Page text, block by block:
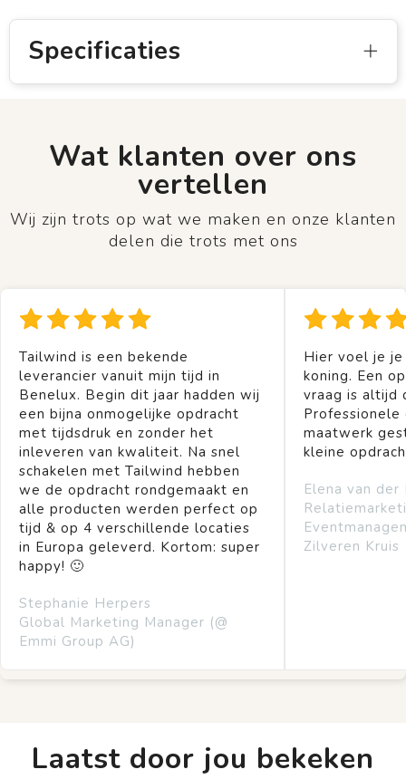
Specificaties
Wat klanten over ons
vertellen
Wij zijn trots op wat we maken en onze klanten
delen die trots met ons
Tailwind is een bekende
leverancier vanuit mijn tijd in
Benelux. Begin dit jaar hadden wij
een bijna onmogelijke opdracht
met tijdsdruk en zonder het
inleveren van kwaliteit. Na snel
schakelen met Tailwind hebben
we de opdracht rondgemaakt en
alle producten werden perfect op
tijd & op 4 verschillende locaties
in Europa geleverd. Kortom: super
happy! 🙂
Stephanie Herpers
Global Marketing Manager (@
Emmi Group AG)
Hier voel je
koning. Een
vraag is altijd
Professionele
maatwerk
kleine
Elena van der
Zilveren Kruis
Laatst door jou bekeken